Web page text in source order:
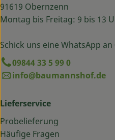
91619 Obernzenn
Montag bis Freitag: 9 bis 13
Schick uns eine WhatsApp an
09844 33 5 99 0
info@baumannshof.de
Lieferservice
Probelieferung
Häufige Fragen